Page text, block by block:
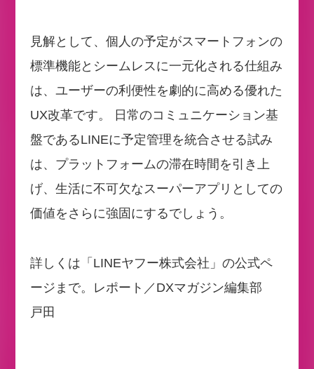
見解として、個人の予定がスマートフォンの
標準機能とシームレスに一元化される仕組み
は、ユーザーの利便性を劇的に高める優れた
UX改革です。 日常のコミュニケーション基
盤であるLINEに予定管理を統合させる試み
は、プラットフォームの滞在時間を引き上
げ、生活に不可欠なスーパーアプリとしての
価値をさらに強固にするでしょう。
詳しくは「LINEヤフー株式会社」の公式ペ
ージまで。レポート／DXマガジン編集部
戸田